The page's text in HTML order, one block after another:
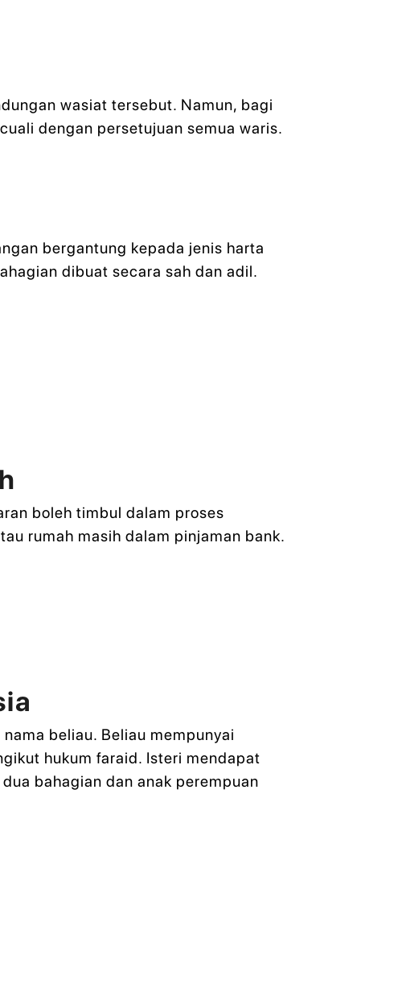
wasiat tersebut. Namun, bagi
dengan persetujuan semua waris.
bergantung kepada jenis harta
dibuat secara sah dan adil.
boleh timbul dalam proses
rumah masih dalam pinjaman bank.
beliau. Beliau mempunyai
hukum faraid. Isteri mendapat
bahagian dan anak perempuan